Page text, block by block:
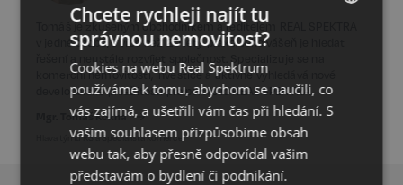
Tomáš je zkušeným obchodníkem a ředitelem REAL SPEKTRA
v jedné osobě, s více než 20 lety praxe. Jeho vášeň je hledat
řešení a neustále rozvíjet společnost. Specializuje se na
komerční nemovitosti, investice a aktivně vyhledává nové
developerské příležitosti pro portfolio REAL SPEKTRA.
Mgr. Tomáš Kokna
Hlava týmu RS a Specialista komerce
Chcete rychleji najít tu
správnou nemovitost?
Cookies na webu Real Spektrum
používáme k tomu, abychom se naučili, co
vás zajímá, a ušetřili vám čas při hledání. S
vaším souhlasem přizpůsobíme obsah
webu tak, aby přesně odpovídal vašim
představám o bydlení či podnikání.